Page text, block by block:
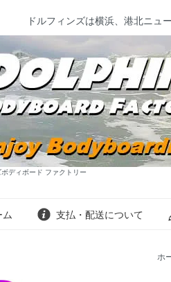
ドルフィンズは横浜、港北ニュ
ボディボード ファクトリー
ム 支払・配送について
ホ